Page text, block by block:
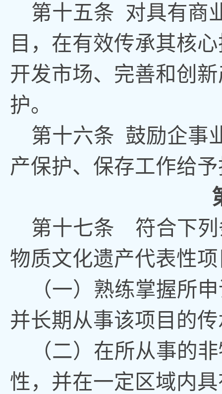
第十五条 对具有商
目 ， 在有效传承其核
开发市场、完善和创
护。
第十六条 鼓励企事
产保护、保存工作给
第十七条 符合下列
物质文化遗产代表性
（一）熟练掌握所
并长期从事该项目的
（二） 在所从事的
性 ， 并在一定区域内